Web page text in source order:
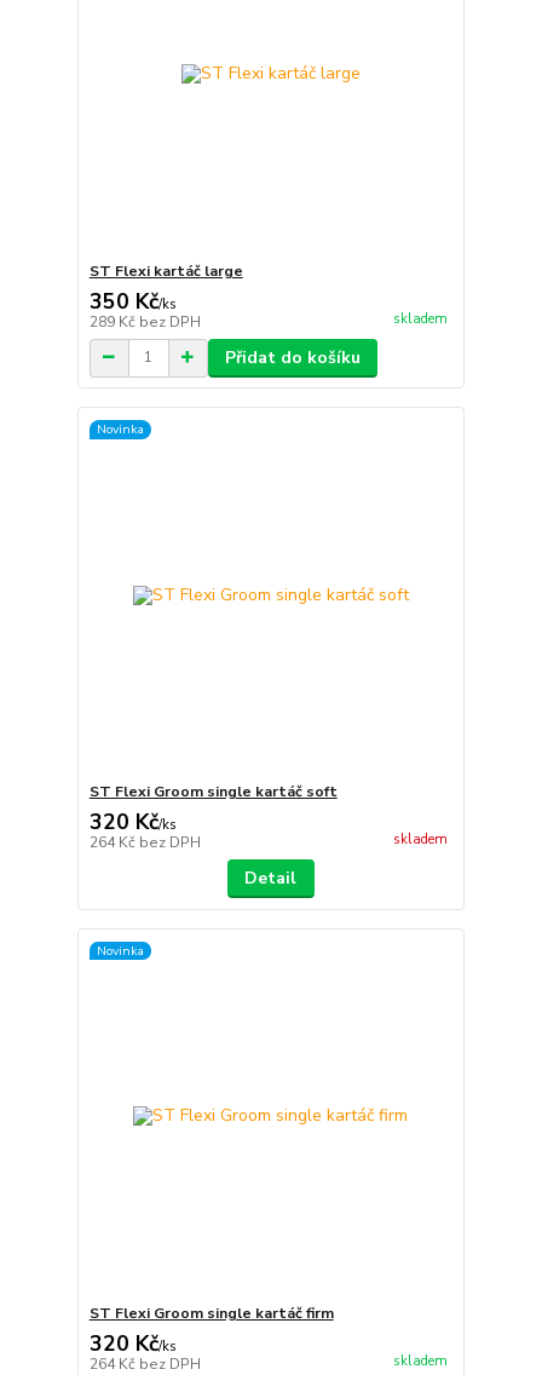
ST Flexi kartáč large
350 Kč/ks
289 Kč bez DPH skladem
Přidat do košíku
Novinka
ST Flexi Groom single kartáč soft
320 Kč/ks
264 Kč bez DPH skladem
Detail
Novinka
ST Flexi Groom single kartáč firm
320 Kč/ks
264 Kč bez DPH skladem